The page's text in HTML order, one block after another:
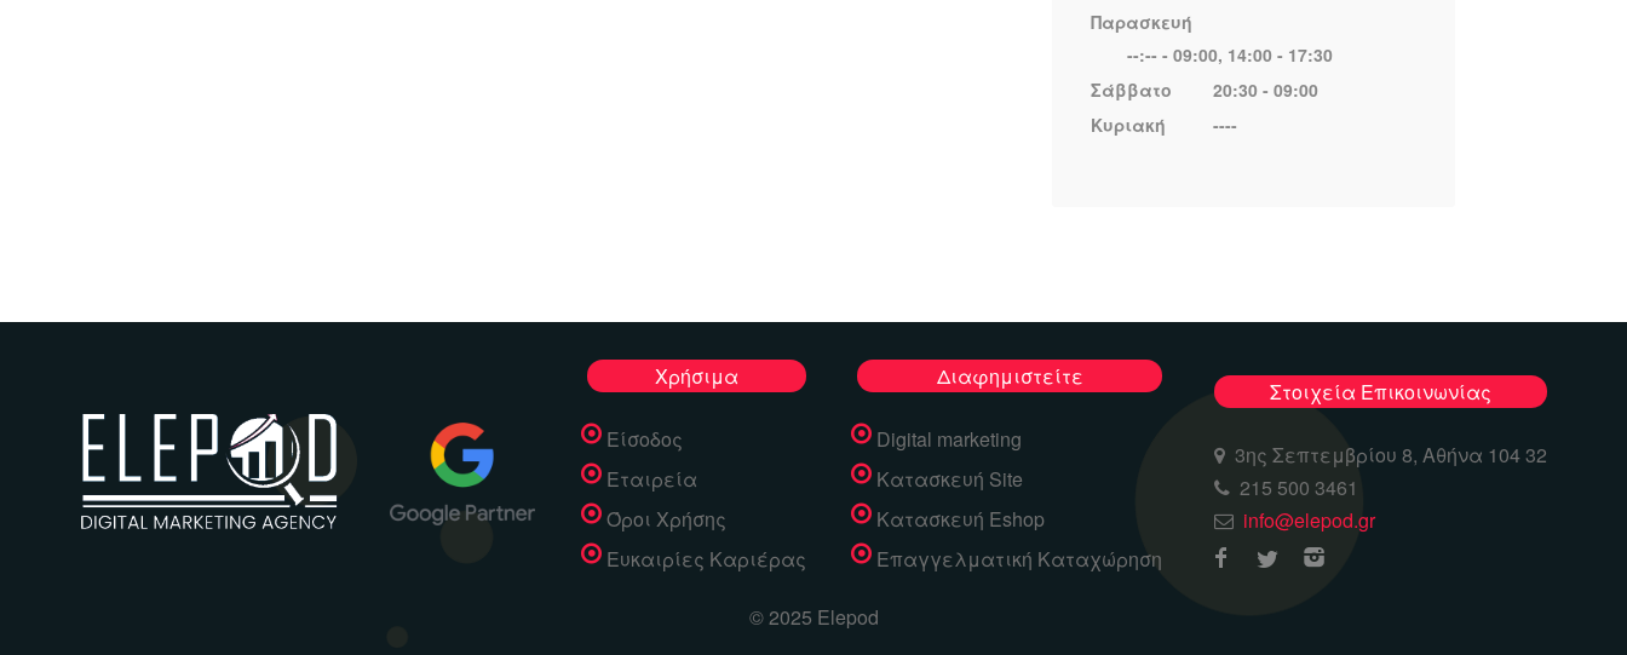
Παρασκευή
--:-- - 09:00, 14:00 - 17:30
Σάββατο
20:30 - 09:00
Κυριακή
----
Χρήσιμα
Είσοδος
Εταιρεία
Όροι Χρήσης
Ευκαιρίες Καριέρας
Διαφημιστείτε
Digital marketing
Κατασκευή Site
Κατασκευή Eshop
Επαγγελματική Καταχώρηση
Στοιχεία Επικοινωνίας
3ης Σεπτεμβρίου 8, Αθήνα 104 32
215 500 3461
info@elepod.gr
© 2025 Elepod